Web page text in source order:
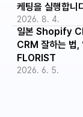
케팅을 실행합니
2026. 8. 4.
일본 Shopify
CRM 잘하는 법,
FLORIST
2026. 6. 5.